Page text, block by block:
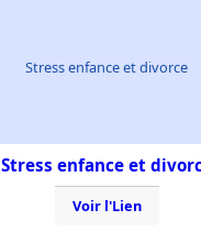
Stress enfance et divorce
Stress enfance et
Voir l'Lien